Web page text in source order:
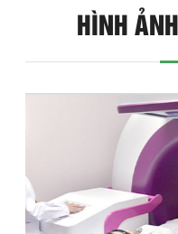
HÌNH